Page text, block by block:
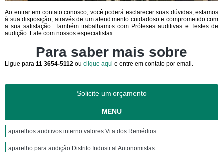
Ao entrar em contato conosco, você poderá esclarecer suas dúvidas, estamos
à sua disposição, através de um atendimento cuidadoso e comprometido com
a sua satisfação. Também trabalhamos com Próteses auditivas e Testes de
audição. Fale com nossos especialistas.
Para saber mais sobre
Ligue para 11 3654-5112 ou clique aqui e entre em contato por email.
Solicite um orçamento
MENU
aparelhos auditivos interno valores Vila dos Remédios
aparelho para audição Distrito Industrial Autonomistas